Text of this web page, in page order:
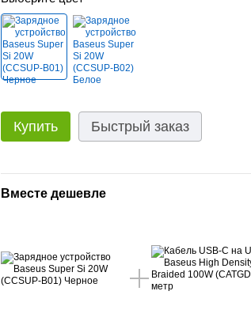
Купить Быстрый заказ
Вместе дешевле